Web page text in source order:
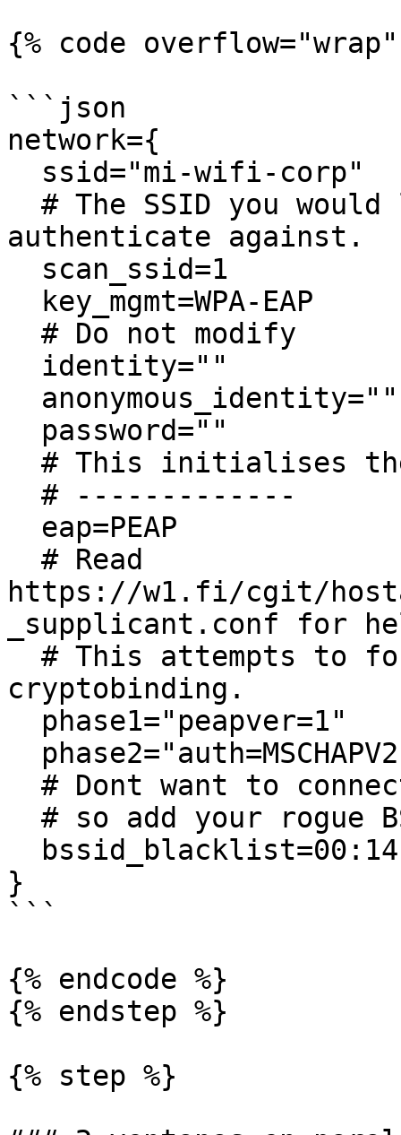
{% code
```json
network={
authenticate against.
https://w1.fi/cgit/
_supplicant.conf for
cryptobinding.
}
```
{% endcode %}
{% endstep %}
{% step %}